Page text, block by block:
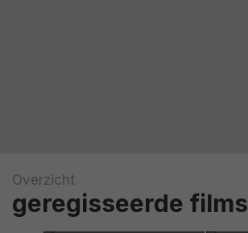
Overzicht
geregisseerde films